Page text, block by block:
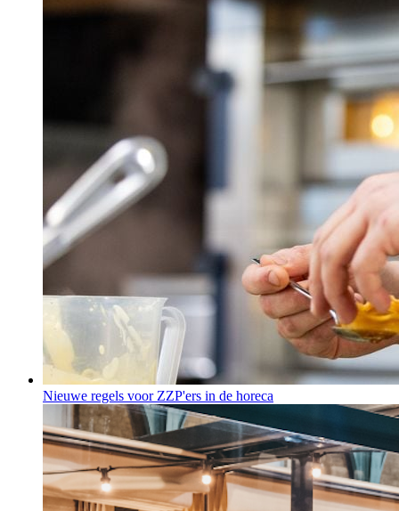
Nieuwe regels voor ZZP'ers in de horeca